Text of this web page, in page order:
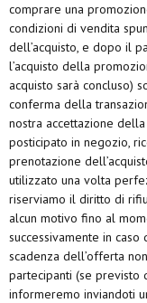
comprare una
condizioni di vendita
dell’acquisto, e dopo il
l’acquisto della
acquisto sarà concluso)
conferma della
nostra accettazione
posticipato in negozio,
prenotazione
utilizzato una volta
riserviamo il diritto di
alcun motivo fino al
successivamente in
scadenza dell’offerta
partecipanti (se previsto
informeremo inviandoti